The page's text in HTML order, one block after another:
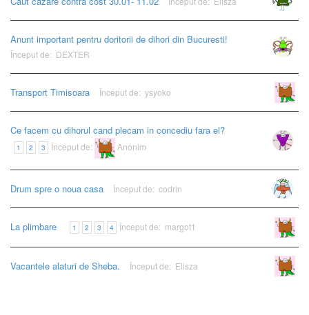
Anunt important pentru doritorii de dihori din Bucuresti!
Început de: DEXTER
Transport Timisoara Început de: ysyoko
Ce facem cu dihorul cand plecam in concediu fara el?
1 2 3 Început de: Anonim
Drum spre o noua casa Început de: codrin
La plimbare 1 2 3 4 Început de: margot1
Vacantele alaturi de Sheba. Început de: Elisza